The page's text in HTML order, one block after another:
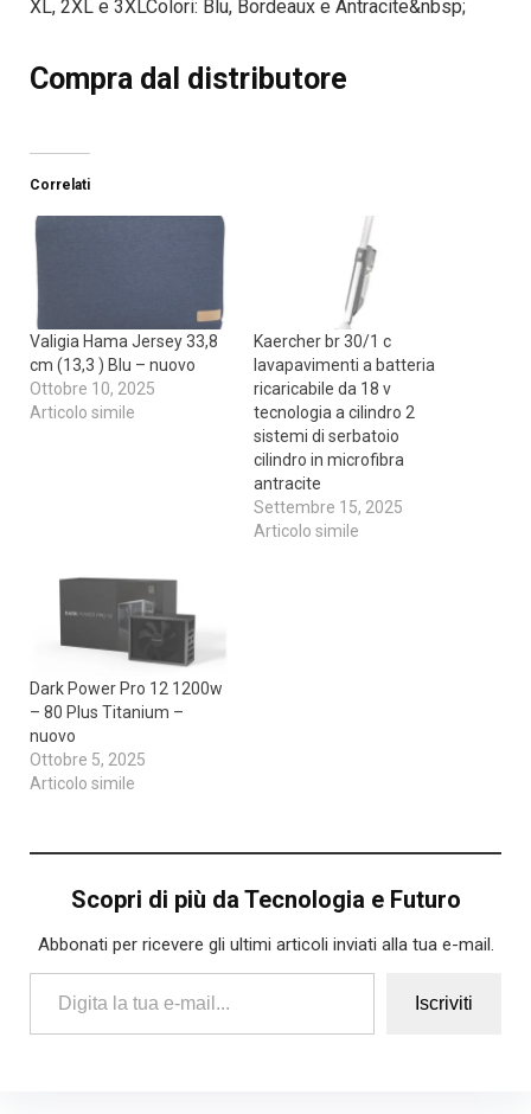
XL, 2XL e 3XLColori: Blu, Bordeaux e Antracite&nbsp;
Compra dal distributore
Correlati
Valigia Hama Jersey 33,8
cm (13,3 ) Blu – nuovo
Ottobre 10, 2025
Articolo simile
Kaercher br 30/1 c
lavapavimenti a batteria
ricaricabile da 18 v
tecnologia a cilindro 2
sistemi di serbatoio
cilindro in microfibra
antracite
Settembre 15, 2025
Articolo simile
Dark Power Pro 12 1200w
– 80 Plus Titanium –
nuovo
Ottobre 5, 2025
Articolo simile
Scopri di più da Tecnologia e Futuro
Abbonati per ricevere gli ultimi articoli inviati alla tua e-mail.
Digita la tua e-mail...
Iscriviti